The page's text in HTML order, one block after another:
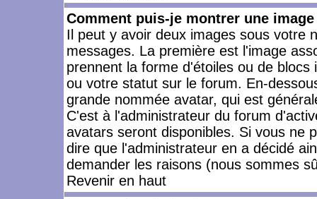
Comment puis-je montrer une
Il peut y avoir deux images sous votre
messages. La première est l'image
prennent la forme d'étoiles ou de
ou votre statut sur le forum. En-
grande nommée avatar, qui est
C'est à l'administrateur du forum
avatars seront disponibles. Si vous ne
dire que l'administrateur en a décidé
demander les raisons (nous sommes
Revenir en haut